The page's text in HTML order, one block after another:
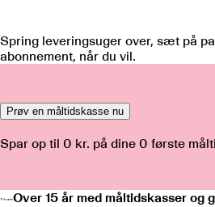
Spring leveringsuger over, sæt på
abonnement, når du vil.
Prøv en måltidskasse nu
Spar op til 0 kr. på dine 0 første
Over 15 år med måltidskasser og